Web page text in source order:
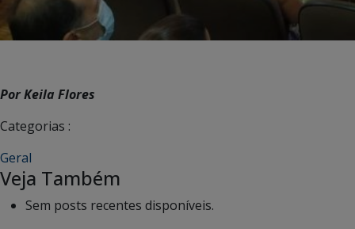
Por Keila Flores
Categorias :
Geral
Veja Também
Sem posts recentes disponíveis.